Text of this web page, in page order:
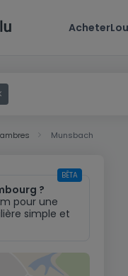
Acheter
Munsbach
?
pour une
simple et
BÊTA